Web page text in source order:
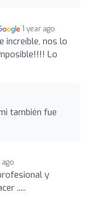
1 year ago
increíble, nos lo
Lo
también fue
ago
y
.....